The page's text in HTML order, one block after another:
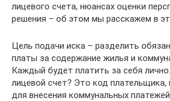
лицевого счета, нюансах оценки
решения – об этом мы расскажем в
Цель подачи иска – разделить
платы за содержание жилья и
Каждый будет платить за себя
лицевой счет? Это код плательщика,
для внесения коммунальных